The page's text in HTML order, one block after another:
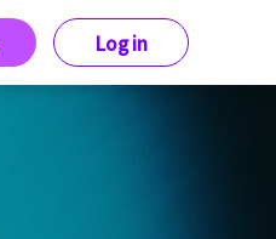
Log in